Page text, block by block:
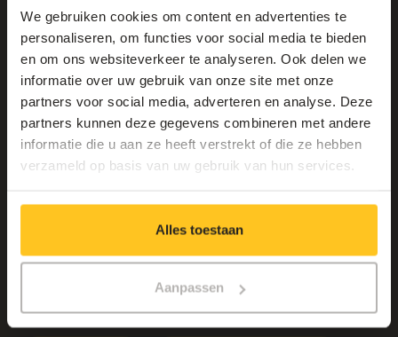
We gebruiken cookies om content en advertenties te
personaliseren, om functies voor social media te bieden
en om ons websiteverkeer te analyseren. Ook delen we
informatie over uw gebruik van onze site met onze
partners voor social media, adverteren en analyse. Deze
partners kunnen deze gegevens combineren met andere
informatie die u aan ze heeft verstrekt of die ze hebben
verzameld op basis van uw gebruik van hun services.
Alles toestaan
Aanpassen
One team, one goal
Benieuwd naar wie we zijn, waar we voor staan of waar